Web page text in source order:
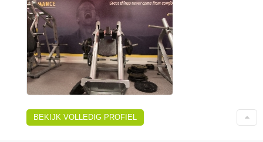
BEKIJK VOLLEDIG PROFIEL